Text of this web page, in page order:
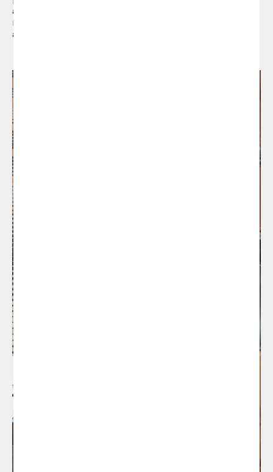
arriscat, revolucionari i innovador, i per tant
m’agradaria donar-li una mica “d’electricitat” amb
algunes notes àcides”.